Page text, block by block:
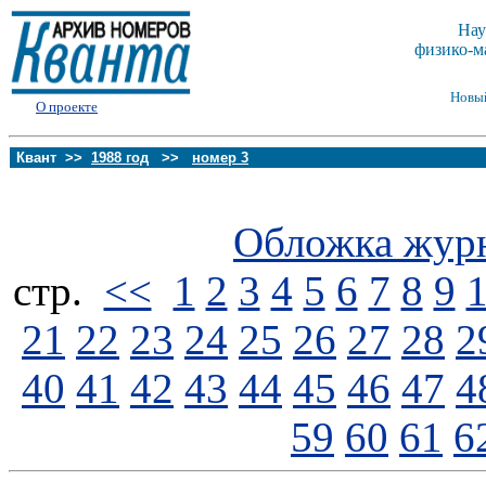
О проекте
физико-
Квант >> 1988 год >> номер 3
Обложка
стp. << 1 2 3 4 5 6 7 8 9
21 22 23 24 25 26 27 28
40 41 42 43 44 45 46 47
59 60 61